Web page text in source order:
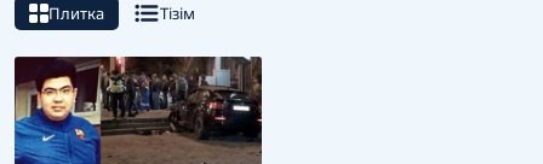
Плитка Тізім